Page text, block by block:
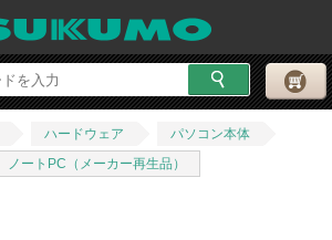
ハードウェア
パソコン本体
ノートPC（メーカー再生品）